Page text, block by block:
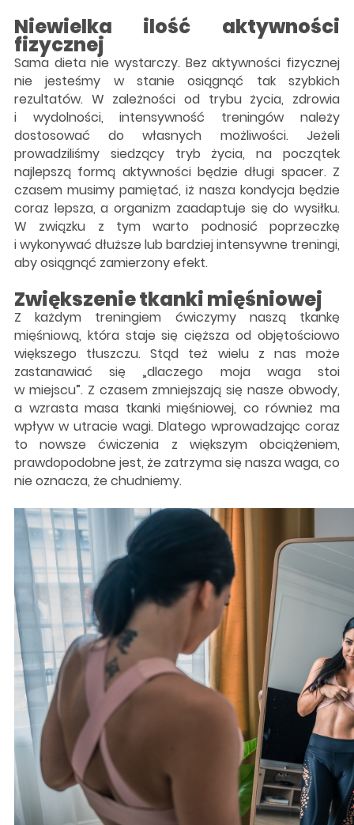
Niewielka ilość aktywności
fizycznej
Sama dieta nie wystarczy. Bez aktywności fizycznej
nie jesteśmy w stanie osiągnąć tak szybkich
rezultatów. W zależności od trybu życia, zdrowia
i wydolności, intensywność treningów należy
dostosować do własnych możliwości. Jeżeli
prowadziliśmy siedzący tryb życia, na początek
najlepszą formą aktywności będzie długi spacer. Z
czasem musimy pamiętać, iż nasza kondycja będzie
coraz lepsza, a organizm zaadaptuje się do wysiłku.
W związku z tym warto podnosić poprzeczkę
i wykonywać dłuższe lub bardziej intensywne treningi,
aby osiągnąć zamierzony efekt.
Zwiększenie tkanki mięśniowej
Z każdym treningiem ćwiczymy naszą tkankę
mięśniową, która staje się cięższa od objętościowo
większego tłuszczu. Stąd też wielu z nas może
zastanawiać się „dlaczego moja waga stoi
w miejscu”. Z czasem zmniejszają się nasze obwody,
a wzrasta masa tkanki mięśniowej, co również ma
wpływ w utracie wagi. Dlatego wprowadzając coraz
to nowsze ćwiczenia z większym obciążeniem,
prawdopodobne jest, że zatrzyma się nasza waga, co
nie oznacza, że chudniemy.